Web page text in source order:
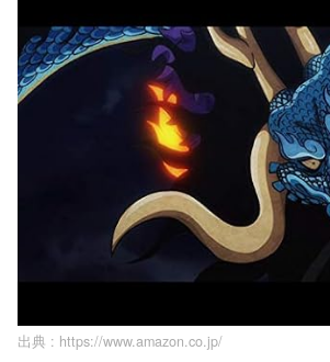
出典 : https://www.amazon.co.jp/